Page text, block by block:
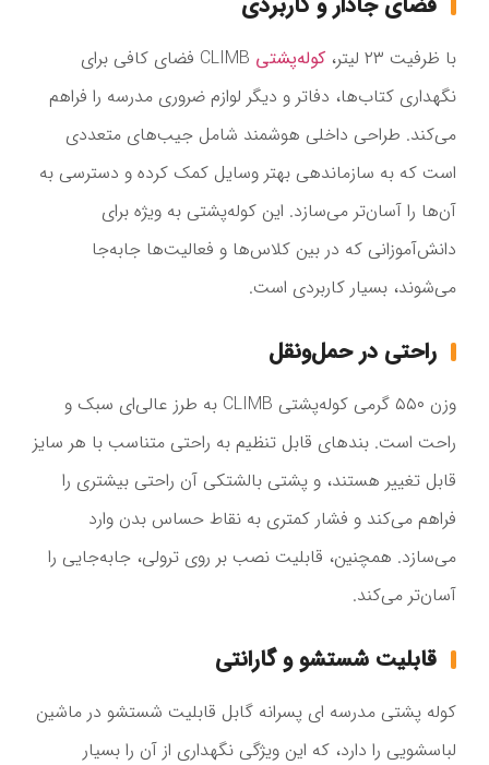
با ظرفیت ۲۳ لیتر، کوله‌پشتی
CLIMB فضای کافی برای
نگهداری کتاب‌ها، دفاتر و دیگر لوازم ضروری مدرسه را فراهم
می‌کند. طراحی داخلی هوشمند شامل جیب‌های متعددی
است که به سازماندهی بهتر وسایل کمک کرده و دسترسی به
آن‌ها را آسان‌تر می‌سازد. این کوله‌پشتی به ویژه برای
دانش‌آموزانی که در بین کلاس‌ها و فعالیت‌ها جابه‌جا
می‌شوند، بسیار کاربردی است.
راحتی در حمل‌ونقل
وزن ۵۵۰ گرمی کوله‌پشتی CLIMB به طرز عالی‌ای سبک و
راحت است. بندهای قابل تنظیم به راحتی متناسب با هر سایز
قابل تغییر هستند، و پشتی بالشتکی آن راحتی بیشتری را
فراهم می‌کند و فشار کمتری به نقاط حساس بدن وارد
می‌سازد. همچنین، قابلیت نصب بر روی ترولی، جابه‌جایی را
آسان‌تر می‌کند.
قابلیت شستشو و گارانتی
کوله پشتی مدرسه ای پسرانه گابل قابلیت شستشو در ماشین
لباسشویی را دارد، که این ویژگی نگهداری از آن را بسیار